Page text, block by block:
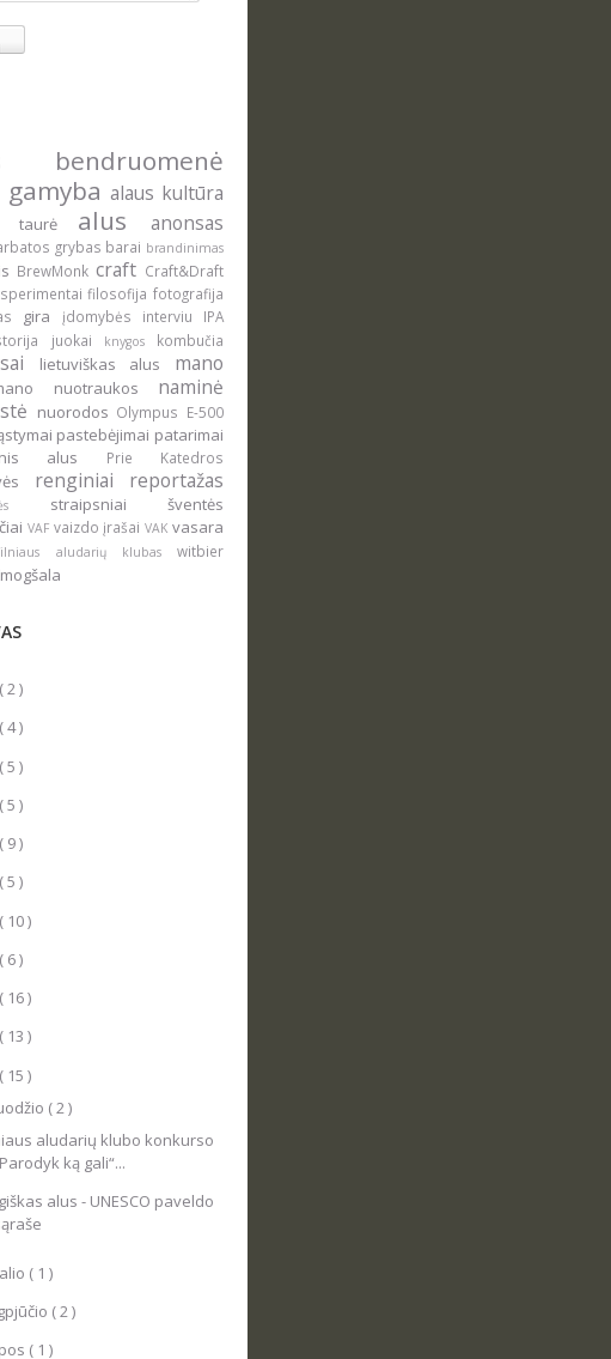
bendruomenė
alaus kultūra
taurė alusanonsas
grybas barai brandinimas
BrewMonk craft Craft&Draft
filosofijafotografija
gira įdomybės interviu IPA
juokai knygos kombučia
lietuviškas alus mano
nuotraukos naminė
nuorodos Olympus E-500
pastebėjimai patarimai
alus
Prie Katedros
renginiai reportažas
straipsniai šventės
VAF vaizdo įrašaiVAKvasara
aludarių klubas witbier
( 2 )
( 4 )
( 5 )
( 5 )
( 9 )
( 5 )
( 10 )
( 6 )
( 16 )
( 13 )
( 15 )
( 2 )
aludarių klubo konkurso
ką gali“...
alus - UNESCO paveldo
( 1 )
( 2 )
( 1 )